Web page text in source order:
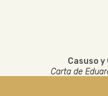
Casuso
Carta de